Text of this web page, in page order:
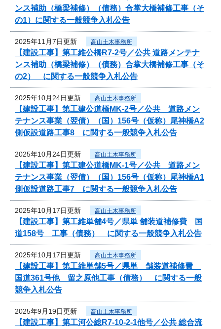
ンス補助（橋梁補修）（債務）合掌大橋補修工事（そ
の1）に関する一般競争入札公告
2025年11月7日更新 高山土木事務所
【建設工事】第工維公橋R7-2号／公共 道路メンテナ
ンス補助（橋梁補修）（債務）合掌大橋補修工事（そ
の2） に関する一般競争入札公告
2025年10月24日更新 高山土木事務所
【建設工事】第工建公道橋MK-2号／公共 道路メン
テナンス事業（翌債）（国）156号（仮称）尾神橋A2
側仮設道路工事8 に関する一般競争入札公告
2025年10月24日更新 高山土木事務所
【建設工事】第工建公道橋MK-1号／公共 道路メン
テナンス事業（翌債）（国）156号（仮称）尾神橋A1
側仮設道路工事7 に関する一般競争入札公告
2025年10月17日更新 高山土木事務所
【建設工事】第工維単舗4号／県単 舗装道補修費 国
道158号 工事（債務） に関する一般競争入札公告
2025年10月17日更新 高山土木事務所
【建設工事】第工維単舗5号／県単 舗装道補修費
国道361号他 留之原他工事（債務） に関する一般
競争入札公告
2025年9月19日更新 高山土木事務所
【建設工事】第工河公総R7-10-2-1他号／公共 総合流